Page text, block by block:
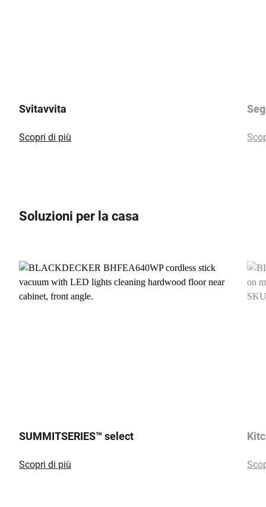
Svitavvita
Scopri di più
Soluzioni per la casa
SUMMITSERIES™ select
Scopri di più